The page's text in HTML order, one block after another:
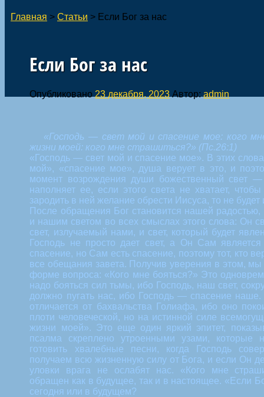
Главная > Статьи > Если Бог за нас
Если Бог за нас
Опубликовано 23 декабря, 2023 Автор:admin
«Господь — свет мой и спасение мое: кого
жизни моей: кого мне страшиться?» (Пс.26:1)
«Господь — свет мой и спасение мое». В этих
мой», «спасение мое», душа верует в это, и
момент возрождения души божественный свет
наполняет ее, если этого света не хватает,
зародить в ней желание обрести Иисуса, то не
После обращения Бог становится нашей
и нашим светом во всех смыслах этого слова: Он
свет, излучаемый нами, и свет, который будет
Господь не просто дает свет, а Он Сам
спасение, но Сам есть спасение, поэтому тот, кто
все обещания завета. Получив уверения в этом,
форме вопроса: «Кого мне бояться?» Это
надо бояться сил тьмы, ибо Господь, наш свет,
должно пугать нас, ибо Господь — спасение
отличается от бахвальства Голиафа, ибо оно
плоти человеческой, но на истинной силе
жизни моей». Это еще один яркий эпитет,
псалма скреплено утроенными узами,
готовить хвалебные песни, когда Господь
получаем всю жизненную силу от Бога, и если Он
уловки врага не ослабят нас. «Кого мне
обращен как в будущее, так и в настоящее. «Если
сегодня или в будущем?